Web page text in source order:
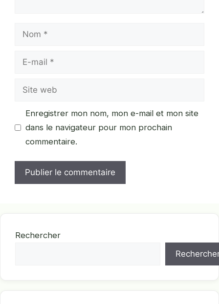
Nom
Site
Enregistrer mon nom, mon e-mail et mon site
dans le navigateur pour mon prochain
commentaire.
Rechercher